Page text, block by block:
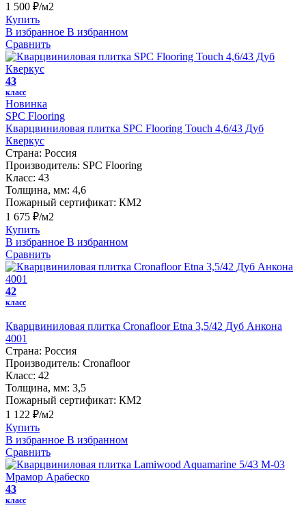
1 500 ₽/м2
Купить
В избранное В избранном
Сравнить
43
класс
Новинка
SPC Flooring
Кварцвиниловая плитка SPC Flooring Touch 4,6/43 Дуб
Кверкус
Страна: Россия
Производитель: SPC Flooring
Класс: 43
Толщина, мм: 4,6
Пожарный сертификат: КМ2
1 675 ₽/м2
Купить
В избранное В избранном
Сравнить
42
класс
Кварцвиниловая плитка Cronafloor Etna 3,5/42 Дуб Анкона
4001
Страна: Россия
Производитель: Cronafloor
Класс: 42
Толщина, мм: 3,5
Пожарный сертификат: КМ2
1 122 ₽/м2
Купить
В избранное В избранном
Сравнить
43
класс